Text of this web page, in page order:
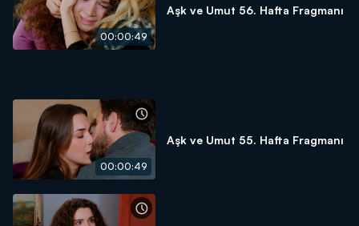
00:00:49
Aşk ve Umut 56. Hafta Fragmanı
00:00:49
Aşk ve Umut 55. Hafta Fragmanı